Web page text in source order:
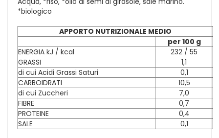
*biologico
APPORTO NUTRIZIONALE MEDIO
per 100 g
ENERGIA kJ / kcal
232 / 55
GRASSI
1,1
di cui Acidi Grassi Saturi
0,1
CARBOIDRATI
10,5
di cui Zuccheri
7,0
FIBRE
0,7
PROTEINE
0,4
SALE
0,1